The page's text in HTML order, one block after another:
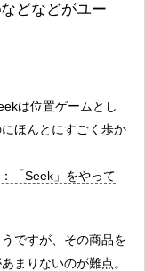
どなどがユー
は位置ゲームとし
ほんとにすごく歩か
「Seek」をやって
ですが、その商品を
まりないのが難点。